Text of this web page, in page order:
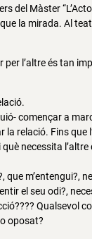
del Màster
la mirada. Al
per l’altre és tan
començar a
relació. Fins que
necessita
m’entengui?,
el seu odi?,
Qualsevol
oposat?